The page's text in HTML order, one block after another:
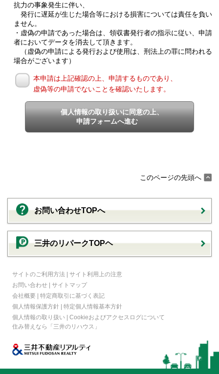
抗力の事象発生に伴い、
発行に遅延が生じた場合等における損害については責任を負い
ません。
・虚偽の申請であった場合は、領収書発行者の指示に従い、申請
者においてデータを消去して頂きます。
（虚偽の申請による発行および使用は、刑法上の罪に問われる
場合がございます）
本申請は上記確認の上、申請するものであり、
虚偽等の申請でないことを確認いたします。
個人情報の取り扱いに同意の上、
申請フォームへ進む
このページの先頭へ
お問い合わせTOPへ
三井のリパークTOPヘ
サイトのご利用方法 | サイト利用上の注意
お問い合わせ | サイトマップ
会社概要 | 特定商取引に基づく表記
個人情報保護方針 | 特定個人情報基本方針
個人情報の取り扱い | Cookieおよびアクセスログについて
住み替えなら
「三井のリハウス」